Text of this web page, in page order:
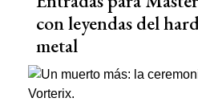
con leyendas del
metal